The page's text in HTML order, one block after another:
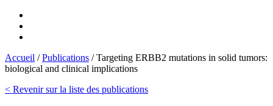
Accueil /Publications /Targeting ERBB2 mutations in solid tumors:
biological and clinical implications
< Revenir sur la liste des publications